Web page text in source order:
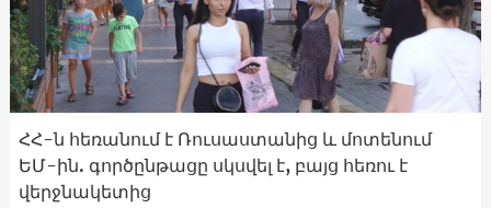
ՀՀ-ն հեռանում է Ռուսաստանից և մոտենում
ԵՄ-ին. գործընթացը սկսվել է, բայց հեռու է
վերջնակետից